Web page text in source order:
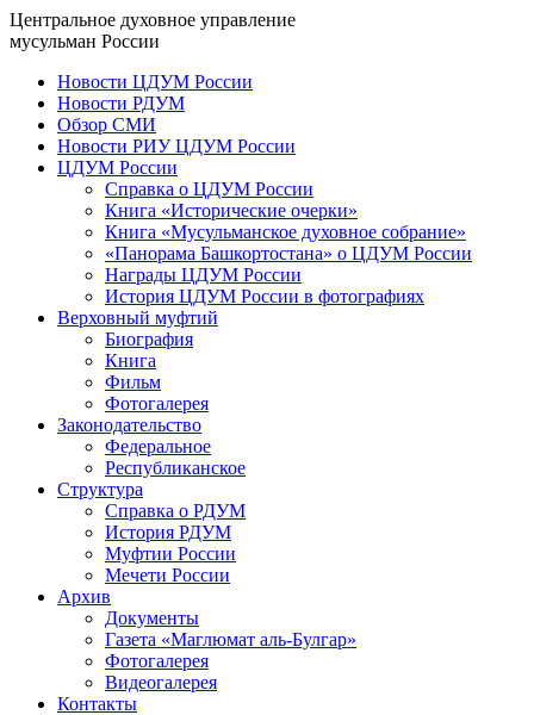
Центральное духовное управление
мусульман России
Новости ЦДУМ России
Новости РДУМ
Обзор СМИ
Новости РИУ ЦДУМ России
ЦДУМ России
Справка о ЦДУМ России
Книга «Исторические очерки»
Книга «Мусульманское духовное собрание»
«Панорама Башкортостана» о ЦДУМ России
Награды ЦДУМ России
История ЦДУМ России в фотографиях
Верховный муфтий
Биография
Книга
Фильм
Фотогалерея
Законодательство
Федеральное
Республиканское
Структура
Справка о РДУМ
История РДУМ
Муфтии России
Мечети России
Архив
Документы
Газета «Маглюмат аль-Булгар»
Фотогалерея
Видеогалерея
Контакты